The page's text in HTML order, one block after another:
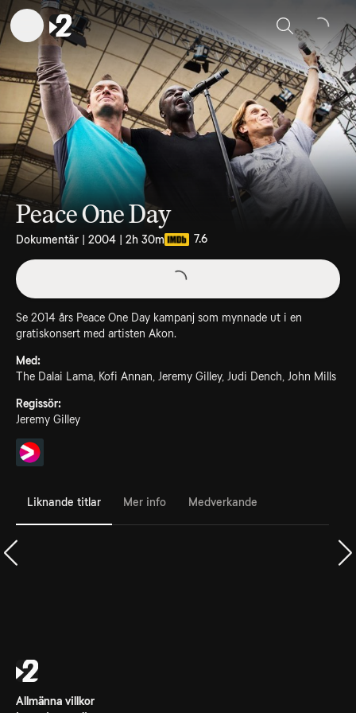
Sök
Peace One Day
Dokumentär | 2004 | 2h 30m 7.6
Se 2014 års Peace One Day kampanj som mynnade ut i en
gratiskonsert med artisten Akon.
Med:
The Dalai Lama, Kofi Annan, Jeremy Gilley, Judi Dench, John Mills
Regissör:
Jeremy Gilley
Liknande titlar Mer info Medverkande
Allmänna villkor